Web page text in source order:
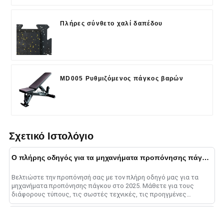
Πλήρες σύνθετο χαλί δαπέδου
MD005 Ρυθμιζόμενος πάγκος βαρών
Σχετικό Ιστολόγιο
Ο πλήρης οδηγός για τα μηχανήματα προπόνησης πάγκου το 2025
Βελτιώστε την προπόνησή σας με τον πλήρη οδηγό μας για τα
μηχανήματα προπόνησης πάγκου στο 2025. Μάθετε για τους
διάφορους τύπους, τις σωστές τεχνικές, τις προηγμένες
μεθόδους και το ......